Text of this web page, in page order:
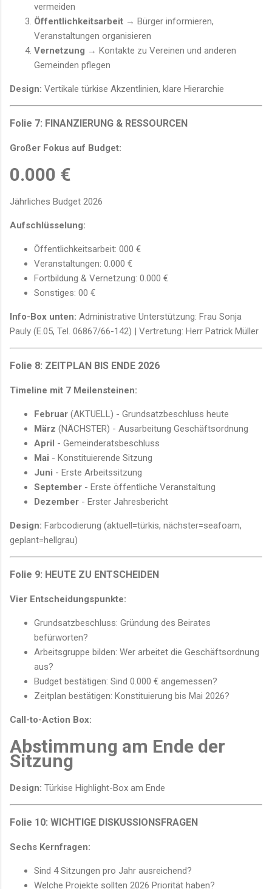
vermeiden
Öffentlichkeitsarbeit → Bürger informieren,
Veranstaltungen organisieren
Vernetzung → Kontakte zu Vereinen und anderen
Gemeinden pflegen
Design: Vertikale türkise Akzentlinien, klare Hierarchie
Folie 7: FINANZIERUNG & RESSOURCEN
Großer Fokus auf Budget:
0.000 €
Jährliches Budget 2026
Aufschlüsselung:
Öffentlichkeitsarbeit: 000 €
Veranstaltungen: 0.000 €
Fortbildung & Vernetzung: 0.000 €
Sonstiges: 00 €
Info-Box unten: Administrative Unterstützung: Frau Sonja
Pauly (E.05, Tel. 06867/66-142) | Vertretung: Herr Patrick Müller
Folie 8: ZEITPLAN BIS ENDE 2026
Timeline mit 7 Meilensteinen:
Februar (AKTUELL) - Grundsatzbeschluss heute
März (NÄCHSTER) - Ausarbeitung Geschäftsordnung
April - Gemeinderatsbeschluss
Mai - Konstituierende Sitzung
Juni - Erste Arbeitssitzung
September - Erste öffentliche Veranstaltung
Dezember - Erster Jahresbericht
Design: Farbcodierung (aktuell=türkis, nächster=seafoam,
geplant=hellgrau)
Folie 9: HEUTE ZU ENTSCHEIDEN
Vier Entscheidungspunkte:
Grundsatzbeschluss: Gründung des Beirates
befürworten?
Arbeitsgruppe bilden: Wer arbeitet die Geschäftsordnung
aus?
Budget bestätigen: Sind 0.000 € angemessen?
Zeitplan bestätigen: Konstituierung bis Mai 2026?
Call-to-Action Box:
Abstimmung am Ende der
Sitzung
Design: Türkise Highlight-Box am Ende
Folie 10: WICHTIGE DISKUSSIONSFRAGEN
Sechs Kernfragen:
Sind 4 Sitzungen pro Jahr ausreichend?
Welche Projekte sollten 2026 Priorität haben?